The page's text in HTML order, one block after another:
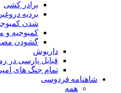
برادر کشی
بردیه
شدن
کمبوجیه و
گشودن
داریوش
قبایل پارسی در
تمام جنگ های
شاهنامه فردوسی
همه